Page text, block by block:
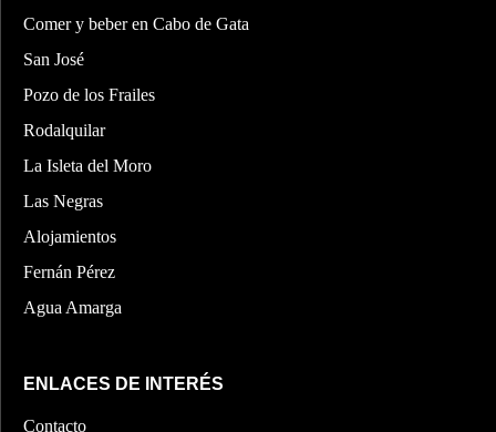
Comer y beber en Cabo de Gata
San José
Pozo de los Frailes
Rodalquilar
La Isleta del Moro
Las Negras
Alojamientos
Fernán Pérez
Agua Amarga
ENLACES DE INTERÉS
Contacto